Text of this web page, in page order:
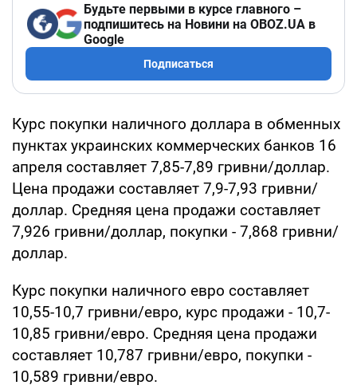
Будьте первыми в курсе главного –
подпишитесь на Новини на OBOZ.UA в
Google
Подписаться
Курс покупки наличного доллара в обменных
пунктах украинских коммерческих банков 16
апреля составляет 7,85-7,89 гривни/доллар.
Цена продажи составляет 7,9-7,93 гривни/
доллар. Средняя цена продажи составляет
7,926 гривни/доллар, покупки - 7,868 гривни/
доллар.
Курс покупки наличного евро составляет
10,55-10,7 гривни/евро, курс продажи - 10,7-
10,85 гривни/евро. Средняя цена продажи
составляет 10,787 гривни/евро, покупки -
10,589 гривни/евро.